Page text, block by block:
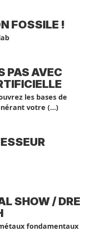
FOSSILE !
PAS AVEC
les bases de
votre (…)
SHOW / DRE
fondamentaux